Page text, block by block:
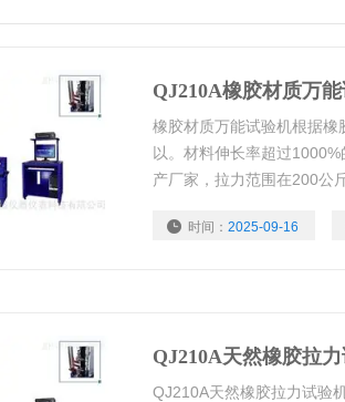
QJ210A橡胶材质万
橡胶材质万能试验机根据
以。材料伸长率超过
产厂家，拉力范围在200公
性模量、Z大试验力8项。
时间： 2025-09-16
QJ210A天然橡胶拉
QJ210A天然橡胶拉力试验